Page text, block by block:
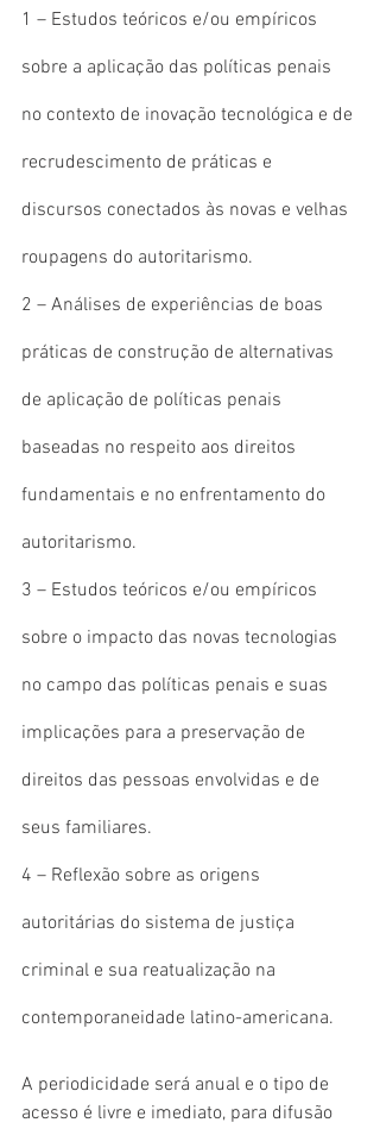
1 – Estudos teóricos e/ou empíricos
sobre a aplicação das políticas penais
no contexto de inovação tecnológica e de
recrudescimento de práticas e
discursos conectados às novas e velhas
roupagens do autoritarismo.
2 – Análises de experiências de boas
práticas de construção de alternativas
de aplicação de políticas penais
baseadas no respeito aos direitos
fundamentais e no enfrentamento do
autoritarismo.
3 – Estudos teóricos e/ou empíricos
sobre o impacto das novas tecnologias
no campo das políticas penais e suas
implicações para a preservação de
direitos das pessoas envolvidas e de
seus familiares.
4 – Reflexão sobre as origens
autoritárias do sistema de justiça
criminal e sua reatualização na
contemporaneidade latino-americana.
A periodicidade será anual e o tipo de
acesso é livre e imediato, para difusão